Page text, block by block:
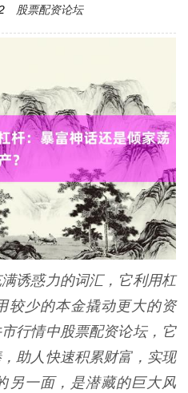
股票配资论坛
诱惑力的词汇，它利用杠
较少的本金撬动更大的资
行情中股票配资论坛，它
助人快速积累财富，实现
另一面，是潜藏的巨大风